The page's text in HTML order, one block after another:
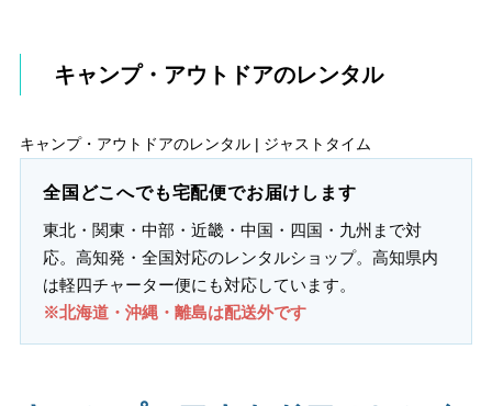
キャンプ・アウトドアのレンタル
キャンプ・アウトドアのレンタル | ジャストタイム
全国どこへでも宅配便でお届けします
東北・関東・中部・近畿・中国・四国・九州まで対
応。高知発・全国対応のレンタルショップ。高知県内
は軽四チャーター便にも対応しています。
※北海道・沖縄・離島は配送外です